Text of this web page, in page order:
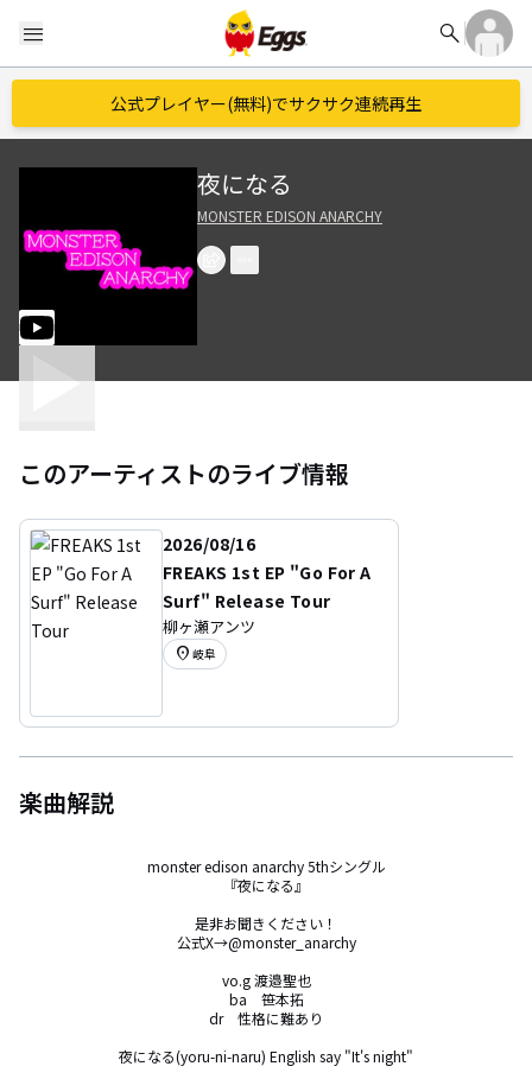
menu search
公式プレイヤー(無料)でサクサク連続再生
夜になる
MONSTER EDISON ANARCHY
このアーティストのライブ情報
2026/08/16
FREAKS 1st EP "Go For A
Surf" Release Tour
柳ヶ瀬アンツ
location_on 岐阜
楽曲解説
monster edison anarchy 5thシングル
『夜になる』
是非お聞きください！
公式X→@monster_anarchy
vo.g 渡邉聖也
ba    笹本拓
dr    性格に難あり
夜になる(yoru-ni-naru) English say "It's night"